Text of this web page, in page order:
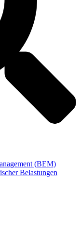
(BEM)
Belastungen